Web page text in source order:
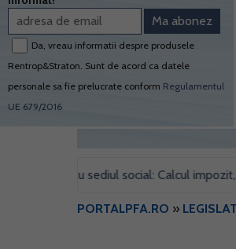
pentru sediul social: Calcul impozit,
PORTALPFA.RO »
Da, vreau informatii despre produsele
Rentrop&Straton. Sunt de acord ca datele
personale sa fie prelucrate conform Regulamentul
UE 679/2016